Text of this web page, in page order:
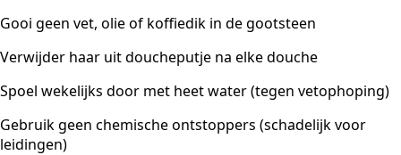
Gooi geen vet, olie of koffiedik in de gootsteen
Verwijder haar uit doucheputje na elke douche
Spoel wekelijks door met heet water (tegen vetophoping)
Gebruik geen chemische ontstoppers (schadelijk voor
leidingen)